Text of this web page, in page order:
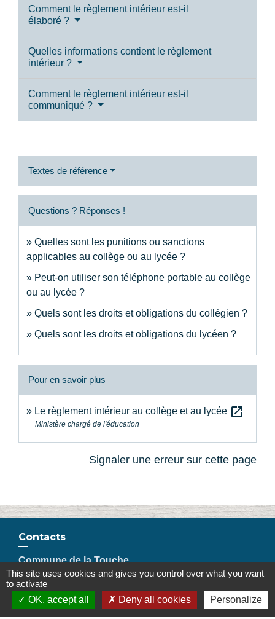
Comment le règlement intérieur est-il
élaboré ?
Quelles informations contient le règlement
intérieur ?
Comment le règlement intérieur est-il
communiqué ?
Textes de référence
Questions ? Réponses !
Quelles sont les punitions ou sanctions
applicables au collège ou au lycée ?
Peut-on utiliser son téléphone portable au collège
ou au lycée ?
Quels sont les droits et obligations du collégien ?
Quels sont les droits et obligations du lycéen ?
Pour en savoir plus
Le règlement intérieur au collège et au lycée open_in_new
Ministère chargé de l'éducation
Signaler une erreur sur cette page
Contacts
Commune de la Touche
67, route de Portes
26160 La Touche - FRANCE
+33 4 75 53 90 10
This site uses cookies and gives you control over what you want
to activate
OK, accept all
Deny all cookies Personalize